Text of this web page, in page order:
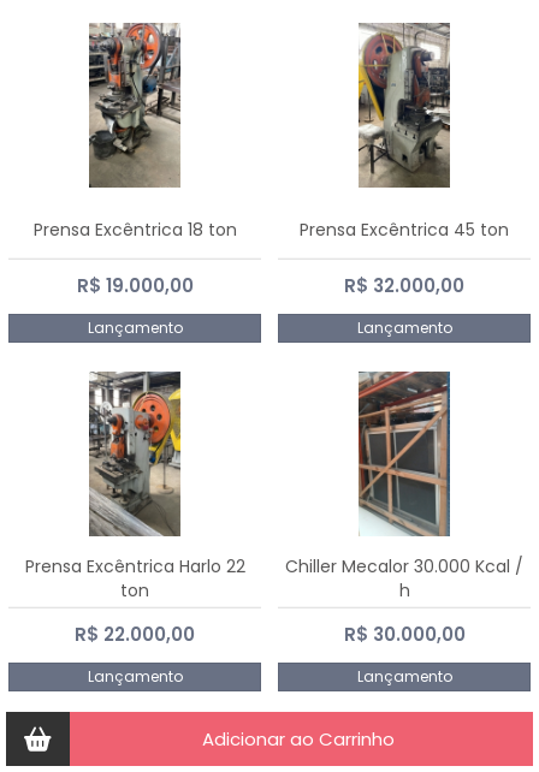
Prensa Excêntrica 18 ton
R$ 19.000,00
Lançamento
Prensa Excêntrica 45 ton
R$ 32.000,00
Lançamento
Prensa Excêntrica Harlo 22
ton
R$ 22.000,00
Lançamento
Chiller Mecalor 30.000 Kcal /
h
R$ 30.000,00
Lançamento
Adicionar ao Carrinho